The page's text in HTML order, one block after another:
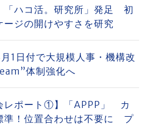
ハコ活。研究所」発足 初
ージの開けやすさを研究
1日付で大規模人事・機構改
体制強化へ
レポート①】「APPP」 カ
準！位置合わせは不要に プ